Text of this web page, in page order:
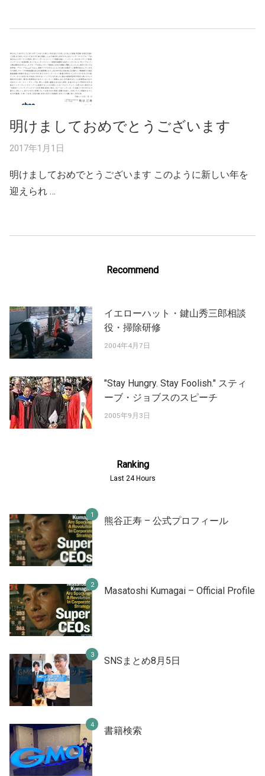
明けましておめでとうございます
2017年1月1日
明けましておめでとうございます このように新しい年を
迎えられ …
Recommend
イエローハット・鍵山秀三郎相談
役・掃除研修
2004年4月7日
"Stay Hungry. Stay Foolish." スティ
ーブ・ジョブスのスピーチ
2005年9月3日
Ranking
Last 24 Hours
熊谷正寿 – 公式プロフィール
Masatoshi Kumagai – Official Profile
SNSまとめ8月5日
書籍検索